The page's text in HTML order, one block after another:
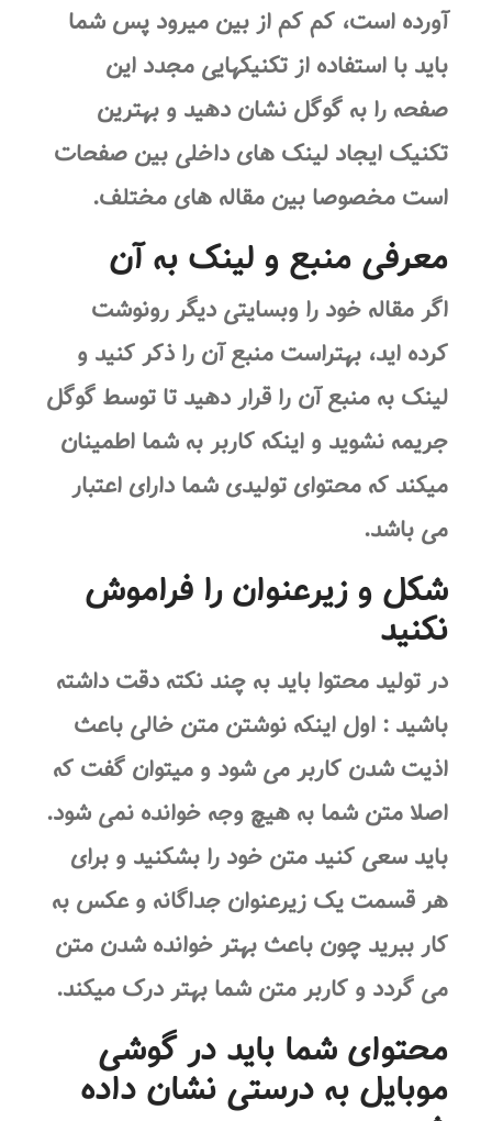
آورده است، کم کم از بین میرود پس شما
باید با استفاده از تکنیکهایی مجدد این
صفحه را به گوگل نشان دهید و بهترین
تکنیک ایجاد لینک های داخلی بین صفحات
است مخصوصا بین مقاله های مختلف.
معرفی منبع و لینک به آن
اگر مقاله خود را وبسایتی دیگر رونوشت
کرده اید، بهتراست منبع آن را ذکر کنید و
لینک به منبع آن را قرار دهید تا توسط گوگل
جریمه نشوید و اینکه کاربر به شما اطمینان
میکند که محتوای تولیدی شما دارای اعتبار
می باشد.
شکل و زیرعنوان را فراموش
نکنید
در تولید محتوا باید به چند نکته دقت داشته
باشید : اول اینکه نوشتن متن خالی باعث
اذیت شدن کاربر می شود و میتوان گفت که
اصلا متن شما به هیچ وجه خوانده نمی شود.
باید سعی کنید متن خود را بشکنید و برای
هر قسمت یک زیرعنوان جداگانه و عکس به
کار ببرید چون باعث بهتر خوانده شدن متن
می گردد و کاربر متن شما بهتر درک میکند.
محتوای شما باید در گوشی
موبایل به درستی نشان داده